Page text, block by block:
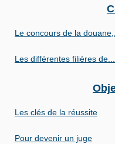
Le concours de la
Les différentes filières de...
Les clés de la réussite
Pour devenir un juge